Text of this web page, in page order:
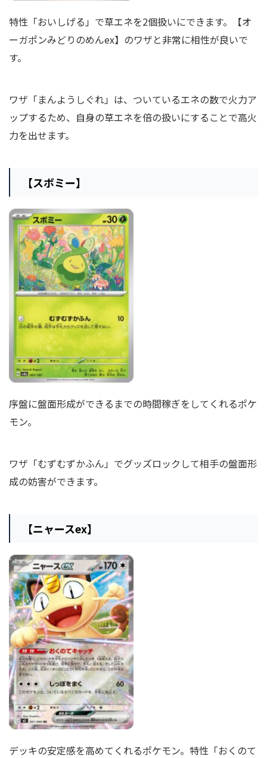
特性「おいしげる」で草エネを2個扱いにできます。【オ
ーガポンみどりのめんex】のワザと非常に相性が良いで
す。
ワザ「まんようしぐれ」は、ついているエネの数で火力ア
ップするため、自身の草エネを倍の扱いにすることで高火
力を出せます。
【スボミー】
序盤に盤面形成ができるまでの時間稼ぎをしてくれるポケ
モン。
ワザ「むずむずかふん」でグッズロックして相手の盤面形
成の妨害ができます。
【ニャースex】
デッキの安定感を高めてくれるポケモン。特性「おくのて